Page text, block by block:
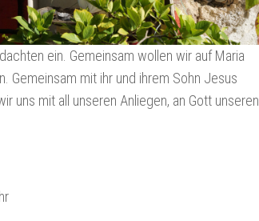
ein. Gemeinsam wollen wir auf Maria
Gemeinsam mit ihr und ihrem Sohn Jesus
uns mit all unseren Anliegen, an Gott unseren